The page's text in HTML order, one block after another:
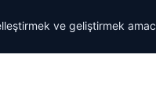
ve geliştirmek